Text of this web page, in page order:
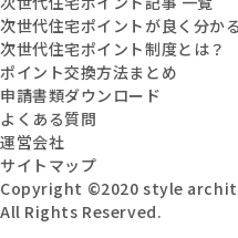
次世代住宅ポイントが良く分かる
次世代住宅ポイント制度とは？
ポイント交換方法まとめ
申請書類ダウンロード
よくある質問
運営会社
サイトマップ
Copyright ©2020 style
All Rights Reserved.